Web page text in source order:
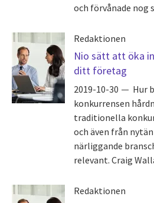
och förvånade nog
Redaktionen
Nio sätt att öka
ditt företag
2019-10-30
Hur
konkurrensen
traditionella
och även från
närliggande
relevant. Craig
Redaktionen